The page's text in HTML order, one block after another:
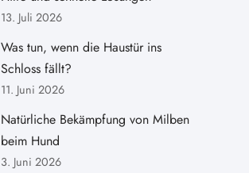
13. Juli 2026
Was tun, wenn die Haustür ins
Schloss fällt?
11. Juni 2026
Natürliche Bekämpfung von Milben
beim Hund
3. Juni 2026